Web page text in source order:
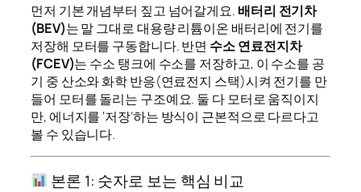
먼저 기본 개념부터 짚고 넘어갈게요. 배터리 전기차
(BEV)는 말 그대로 대용량 리튬이온 배터리에 전기를
저장해 모터를 구동합니다. 반면 수소 연료전지차
(FCEV)는 수소 탱크에 수소를 저장하고, 이 수소를 공
기 중 산소와 화학 반응(연료전지 스택)시켜 전기를 만
들어 모터를 돌리는 구조예요. 둘 다 모터로 움직이지
만, 에너지를 ‘저장’하는 방식이 근본적으로 다르다고
볼 수 있습니다.
본론 1: 숫자로 보는 핵심 비교